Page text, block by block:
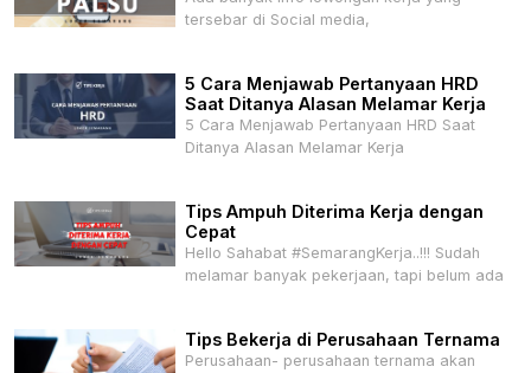
tersebar di Social media,
5 Cara Menjawab Pertanyaan HRD
Saat Ditanya Alasan Melamar Kerja
5 Cara Menjawab Pertanyaan HRD Saat
Ditanya Alasan Melamar Kerja
Tips Ampuh Diterima Kerja dengan
Cepat
Hello Sahabat #SemarangKerja..!!! Sudah
melamar banyak pekerjaan, tapi belum ada
Tips Bekerja di Perusahaan Ternama
Perusahaan- perusahaan ternama akan